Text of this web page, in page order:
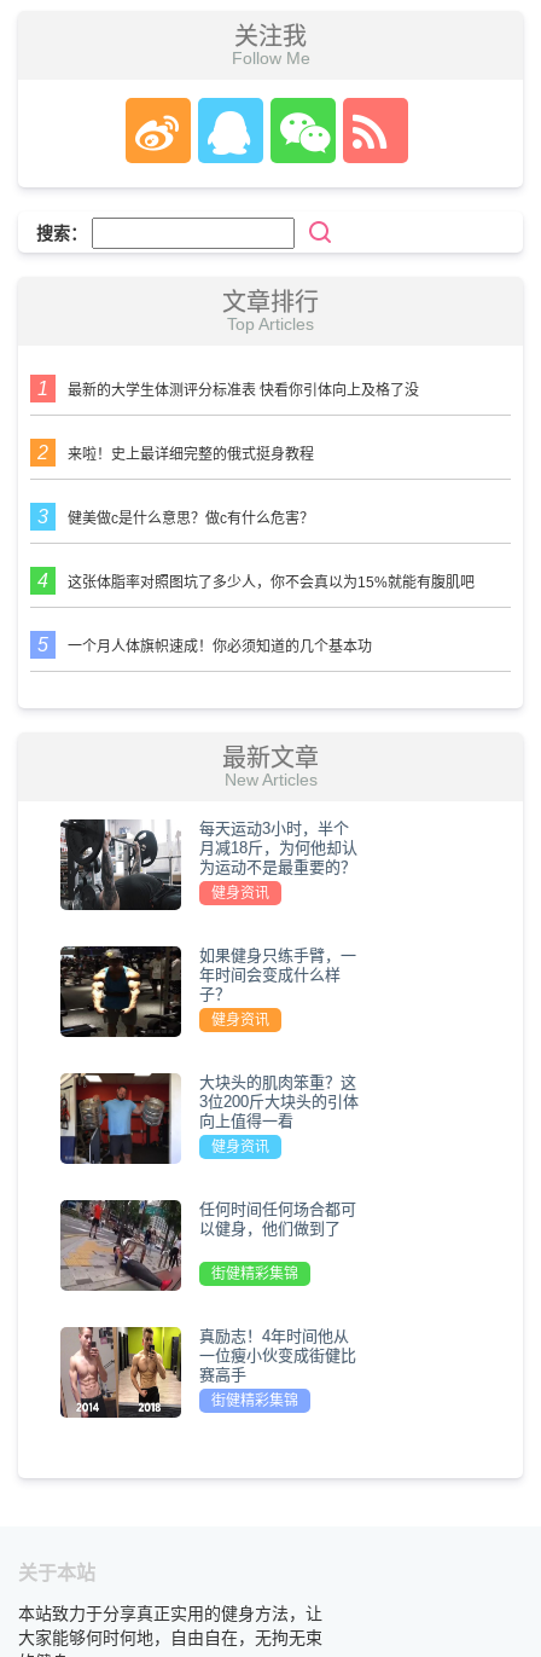
关注我
Follow Me
搜索：
文章排行
Top Articles
最新的大学生体测评分标准表 快看你引体向上及格了没
来啦！史上最详细完整的俄式挺身教程
健美做c是什么意思？做c有什么危害？
这张体脂率对照图坑了多少人，你不会真以为15%就能有腹肌吧
一个月人体旗帜速成！你必须知道的几个基本功
最新文章
New Articles
每天运动3小时，半个
月减18斤，为何他却认
为运动不是最重要的？
健身资讯
如果健身只练手臂，一
年时间会变成什么样
子？
健身资讯
大块头的肌肉笨重？这
3位200斤大块头的引体
向上值得一看
健身资讯
任何时间任何场合都可
以健身，他们做到了
街健精彩集锦
真励志！4年时间他从
一位瘦小伙变成街健比
赛高手
街健精彩集锦
关于本站
本站致力于分享真正实用的健身方法，让
大家能够何时何地，自由自在，无拘无束